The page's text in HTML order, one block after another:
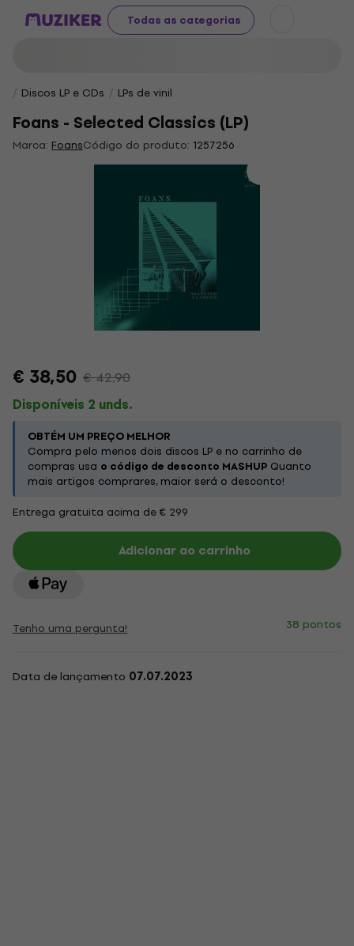
Todas as categorias
Discos LP e CDs LPs de vinil
Foans - Selected Classics (LP)
Marca: FoansCódigo do produto: 1257256
€ 38,50 € 42,90
Disponíveis 2 unds.
OBTÉM UM PREÇO MELHOR
Compra pelo menos dois discos LP e no carrinho de
compras usa o código de desconto MASHUP Quanto
mais artigos comprares, maior será o desconto!
Entrega gratuita acima de € 299
Adicionar ao carrinho
Tenho uma pergunta! 38 pontos
Data de lançamento 07.07.2023